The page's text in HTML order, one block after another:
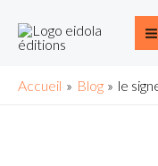
Accueil Blog le